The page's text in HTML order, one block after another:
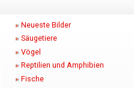
Neueste Bilder
Säugetiere
Vögel
Reptilien und Amphibien
Fische